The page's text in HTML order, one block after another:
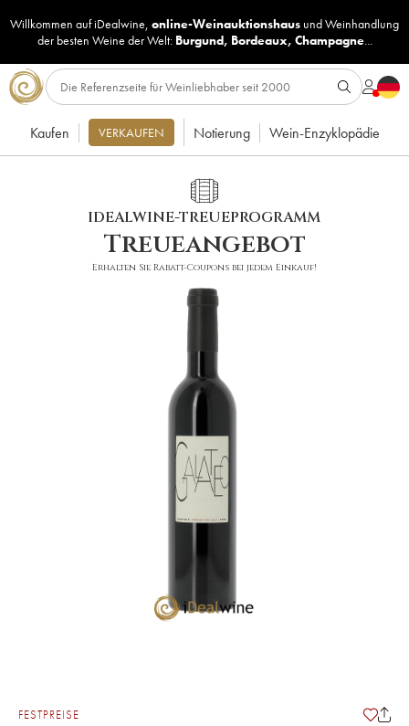
Willkommen auf iDealwine, online-Weinauktionshaus undWeinhandlung
der besten Weine der Welt: Burgund, Bordeaux, Champagne...
Kaufen VERKAUFEN Notierung Wein-Enzyklopädie
IDEALWINE-TREUEPROGRAMM
Treueangebot
Erhalten Sie Rabatt-Coupons bei jedem Einkauf!
FESTPREISE